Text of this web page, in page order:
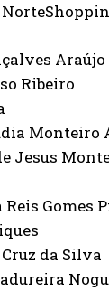
Araújo
Ribeiro
Monteiro
Jesus
Gomes
da Silva